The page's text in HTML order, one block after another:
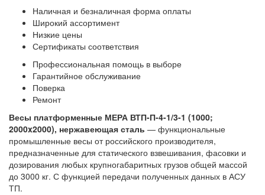
Наличная и безналичная форма оплаты
Широкий ассортимент
Низкие цены
Сертификаты соответствия
Профессиональная помощь в выборе
Гарантийное обслуживание
Поверка
Ремонт
Весы платформенные МЕРА ВТП-П-4-1/3-1 (1000;
2000x2000), нержавеющая сталь — функциональные
промышленные весы от российского производителя,
предназначенные для статического взвешивания, фасовки и
дозирования любых крупногабаритных грузов общей массой
до 3000 кг. С функцией передачи полученных данных в АСУ
ТП.